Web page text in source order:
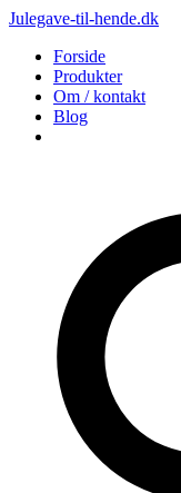
Julegave-til-hende.dk
Forside
Produkter
Om / kontakt
Blog